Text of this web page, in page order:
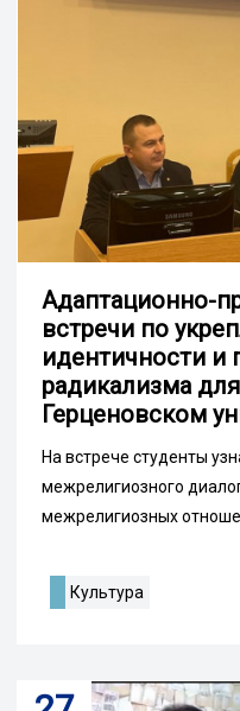
Адаптационно-
встречи по
идентичности и
радикализма
Герценовском
На встрече студенты
межрелигиозного
межрелигиозных
Культура